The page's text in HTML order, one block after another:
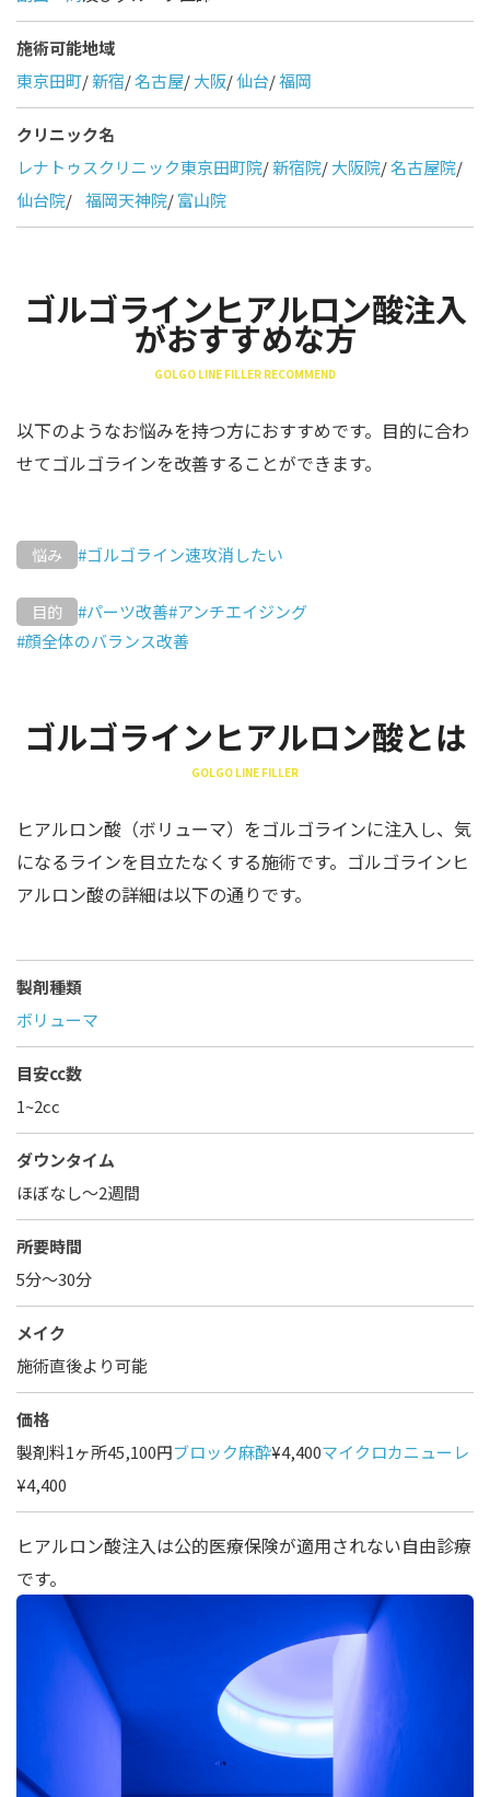
施術可能地域
東京田町/新宿/名古屋/大阪/仙台/福岡
クリニック名
レナトゥスクリニック東京田町院/新宿院/大阪院/名古屋院/
仙台院/ 福岡天神院/富山院
ゴルゴラインヒアルロン酸注入
がおすすめな方
GOLGO LINE FILLER RECOMMEND
以下のようなお悩みを持つ方におすすめです。目的に合わ
せてゴルゴラインを改善することができます。
悩み #ゴルゴライン速攻消したい
目的 #パーツ改善#アンチエイジング
#顔全体のバランス改善
ゴルゴラインヒアルロン酸とは
GOLGO LINE FILLER
ヒアルロン酸（ボリューマ）をゴルゴラインに注入し、気
になるラインを目立たなくする施術です。ゴルゴラインヒ
アルロン酸の詳細は以下の通りです。
製剤種類
ボリューマ
目安cc数
1~2cc
ダウンタイム
ほぼなし〜2週間
所要時間
5分～30分
メイク
施術直後より可能
価格
製剤料1ヶ所45,100円ブロック麻酔¥4,400マイクロカニューレ
¥4,400
ヒアルロン酸注入は公的医療保険が適用されない自由診療
です。